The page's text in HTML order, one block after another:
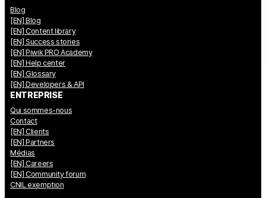
Blog
[EN] Blog
[EN] Content library
[EN] Success stories
[EN] Piwik PRO Academy
[EN] Help center
[EN] Glossary
[EN] Developers & API
ENTREPRISE
Qui sommes-nous
Contact
[EN] Clients
[EN] Partners
Médias
[EN] Careers
[EN] Community forum
CNIL exemption